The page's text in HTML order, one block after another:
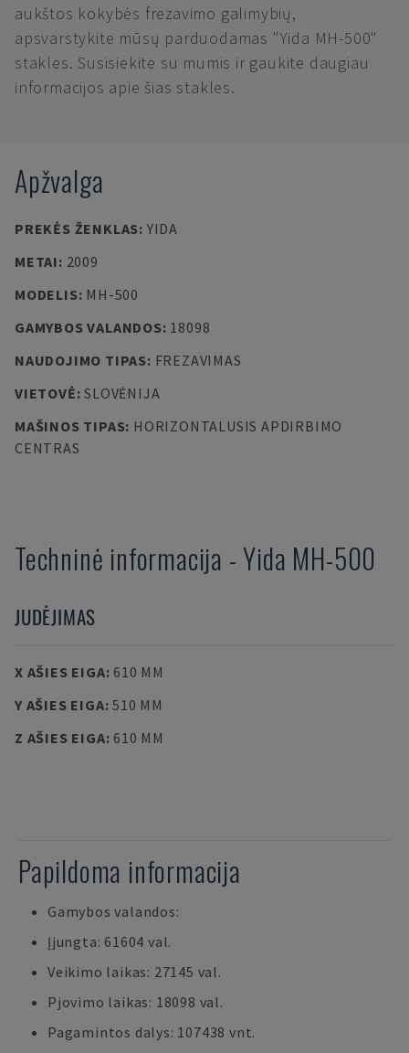
aukštos kokybės frezavimo galimybių,
apsvarstykite mūsų parduodamas "Yida MH-500"
stakles. Susisiekite su mumis ir gaukite daugiau
informacijos apie šias stakles.
Apžvalga
PREKĖS ŽENKLAS: YIDA
METAI: 2009
MODELIS: MH-500
GAMYBOS VALANDOS: 18098
NAUDOJIMO TIPAS: FREZAVIMAS
VIETOVĖ:SLOVĖNIJA
MAŠINOS TIPAS: HORIZONTALUSIS APDIRBIMO
CENTRAS
Techninė informacija -Yida MH-500
JUDĖJIMAS
X AŠIES EIGA: 610 MM
Y AŠIES EIGA:510 MM
Z AŠIES EIGA: 610 MM
Papildoma informacija
Gamybos valandos:
Įjungta: 61604 val.
Veikimo laikas: 27145 val.
Pjovimo laikas: 18098 val.
Pagamintos dalys: 107438 vnt.